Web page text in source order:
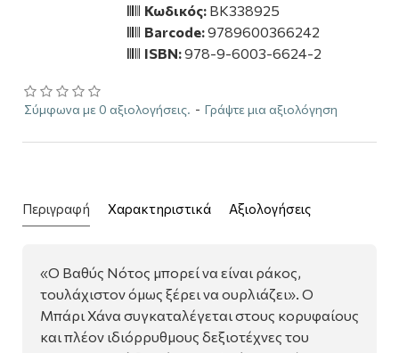
Σύμφωνα με 0 αξιολογήσεις. - Γράψτε μια αξιολόγηση
Κωδικός: BK338925
Barcode:9789600366242
ISBN:978-9-6003-6624-2
Περιγραφή Χαρακτηριστικά Αξιολογήσεις
«Ο Βαθύς Νότος μπορεί να είναι ράκος,
τουλάχιστον όμως ξέρει να ουρλιάζει». O
Μπάρι Χάνα συγκαταλέγεται στους κορυφαίους
και πλέον ιδιόρρυθμους δεξιοτέχνες του